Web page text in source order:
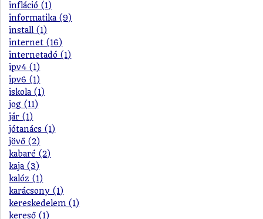
infláció (1)
informatika (9)
install (1)
internet (16)
internetadó (1)
ipv4 (1)
ipv6 (1)
iskola (1)
jog (11)
jár (1)
jótanács (1)
jövő (2)
kabaré (2)
kaja (3)
kalóz (1)
karácsony (1)
kereskedelem (1)
kereső (1)